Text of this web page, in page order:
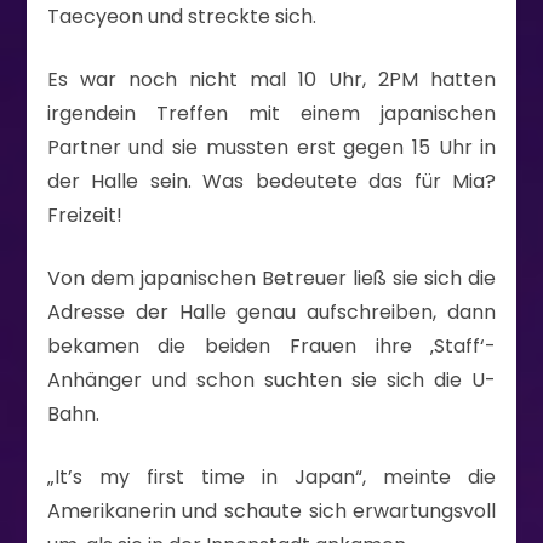
Taecyeon und streckte sich.
Es war noch nicht mal 10 Uhr, 2PM hatten
irgendein Treffen mit einem japanischen
Partner und sie mussten erst gegen 15 Uhr in
der Halle sein. Was bedeutete das für Mia?
Freizeit!
Von dem japanischen Betreuer ließ sie sich die
Adresse der Halle genau aufschreiben, dann
bekamen die beiden Frauen ihre ‚Staff‘-
Anhänger und schon suchten sie sich die U-
Bahn.
„It’s my first time in Japan“, meinte die
Amerikanerin und schaute sich erwartungsvoll